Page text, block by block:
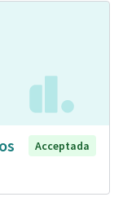
Acceptada